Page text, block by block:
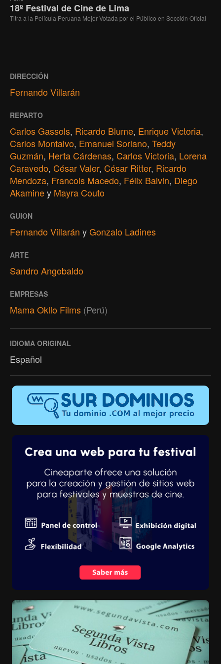
18º Festival de Cine de Lima
Titra a la Película Peruana Mejor Votada por el Público en Sección Oficial
DIRECCIÓN
Fernando Villarán
REPARTO
Carlos Gassols, Ricardo Blume, Enrique Victoria,
Carlos Montalvo, Emanuel Soriano, Teddy
Guzmán, Herta Cárdenas, Carlos Victoria, Lorena
Caravedo, César Valer, César Ritter, Ricardo
Mendoza, Francois Macedo, Félix Balvin, Diego
Akaminey Mayra Couto
GUION
Fernando Villarán yGonzalo Ladines
ARTE
Sandro Angobaldo
EMPRESAS
Mama Okllo Films (Perú)
IDIOMA ORIGINAL
Español